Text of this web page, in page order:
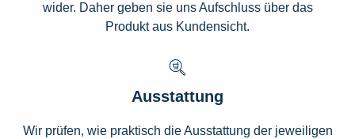
wider. Daher geben sie uns Aufschluss über das
Produkt aus Kundensicht.
Ausstattung
Wir prüfen, wie praktisch die Ausstattung der jeweiligen